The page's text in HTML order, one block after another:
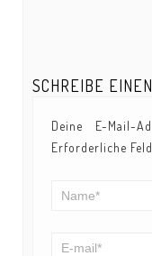
SCHREIBE
Deine E-Mail-
Erforderliche